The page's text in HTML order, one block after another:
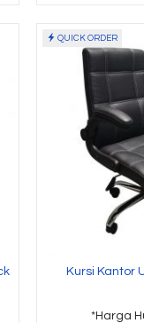
QUICK ORDER
Kursi Kantor
*Harga